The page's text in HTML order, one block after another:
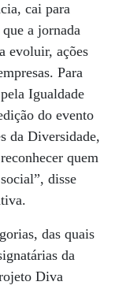
cai para
a jornada
evoluir, ações
Para
Igualdade
do evento
da Diversidade,
quem
disse
das quais
da
Diva